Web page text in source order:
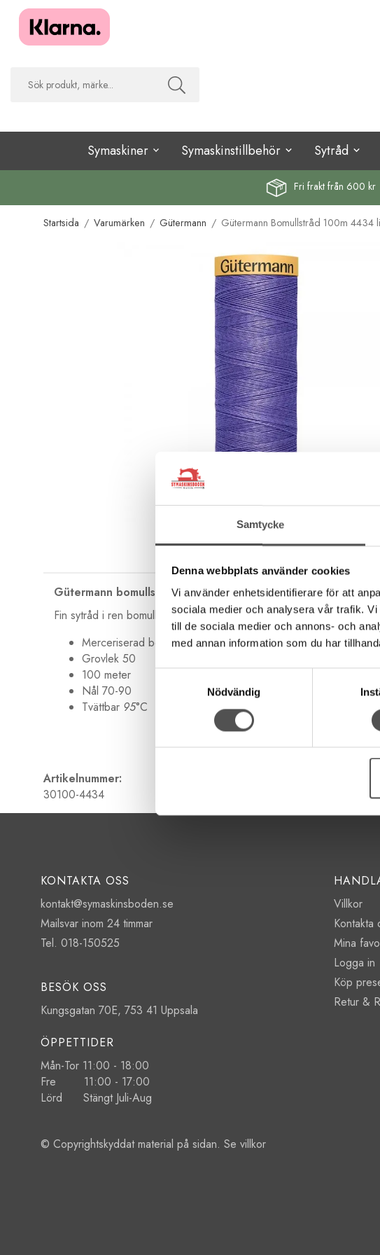
Samtycke
Denna webbplats använder cookies
Vi använder enhetsidentifierare för att
sociala medier och analysera vår trafik.
till de sociala medier och annons- och
med annan information som du har
Nödvändig
Symaskiner Symaskinstillbehör Sytråd
Fri fraktfrån 600 kr
Startsida / Varumärken / Gütermann / Gütermann Bomullstråd 100m 4434
Gütermann bomullstråd 100 meter
Fin sytråd i ren bomull med bästa kvalitet från tyska Gütermann.
Merceriserad bomull
Grovlek 50
100 meter
Nål 70-90
Tvättbar 95°C
Artikelnummer:
30100-4434
KONTAKTA OSS
kontakt@symaskinsboden.se
Mailsvar inom 24 timmar
Tel. 018-150525
BESÖK OSS
Kungsgatan 70E, 753 41 Uppsala
ÖPPETTIDER
Mån-Tor 11:00 - 18:00
Fre 11:00 - 17:00
Lörd Stängt Juli-Aug
© Copyrightskyddat material på sidan. Se villkor
Villkor
Kontakta
Mina
Logga in
Köp
Retur &